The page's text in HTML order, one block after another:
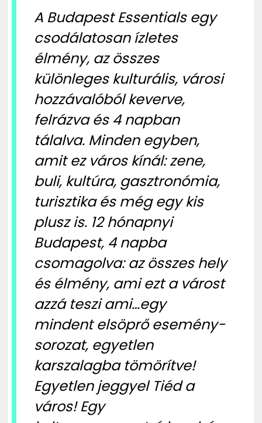
A Budapest Essentials egy
csodálatosan ízletes
élmény, az összes
különleges kulturális, városi
hozzávalóból keverve,
felrázva és 4 napban
tálalva. Minden egyben,
amit ez város kínál: zene,
buli, kultúra, gasztronómia,
turisztika és még egy kis
plusz is. 12 hónapnyi
Budapest, 4 napba
csomagolva: az összes hely
és élmény, ami ezt a várost
azzá teszi ami…egy
mindent elsöprő esemény-
sorozat, egyetlen
karszalagba tömörítve!
Egyetlen jeggyel Tiéd a
város! Egy